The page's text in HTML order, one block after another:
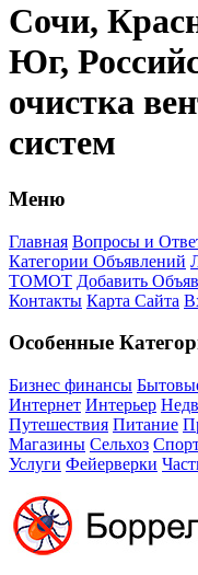
Сочи,
Юг,
очистка
систем
Меню
Главная Вопросы и
Категории Объявлений
ТОМОТ Добавить
Контакты Карта Сайта
Особенные
Бизнес финансы
Интернет Интерьер
Путешествия Питание
Магазины Сельхоз
Услуги Фейерверки